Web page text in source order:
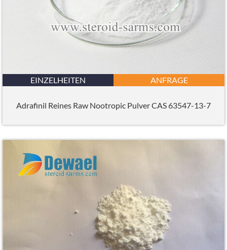
EINZELHEITEN ANFRAGE
Adrafinil Reines Raw Nootropic Pulver CAS 63547-13-7